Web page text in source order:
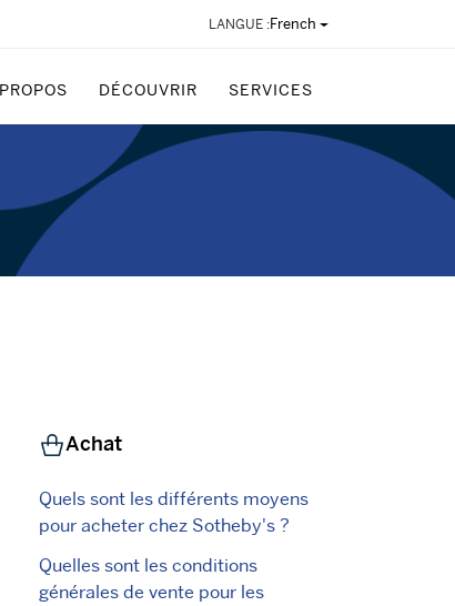
LANGUE :French
DÉCOUVRIR SERVICES
Achat
Quels sont les différents moyens
pour acheter chez Sotheby's ?
Quelles sont les conditions
générales de vente pour les